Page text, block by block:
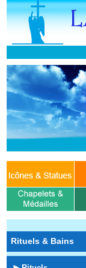
Rituels & Bains